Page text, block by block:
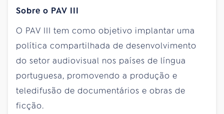
Sobre o PAV III
O PAV III tem como objetivo implantar uma
política compartilhada de desenvolvimento
do setor audiovisual nos países de língua
portuguesa, promovendo a produção e
teledifusão de documentários e obras de
ficção.